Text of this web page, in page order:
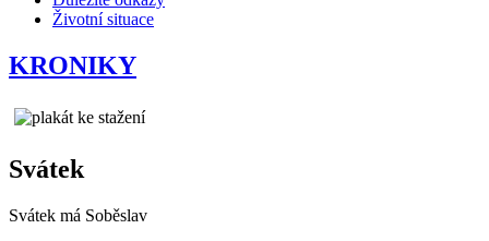
Životní situace
KRONIKY
Svátek
Svátek má Soběslav